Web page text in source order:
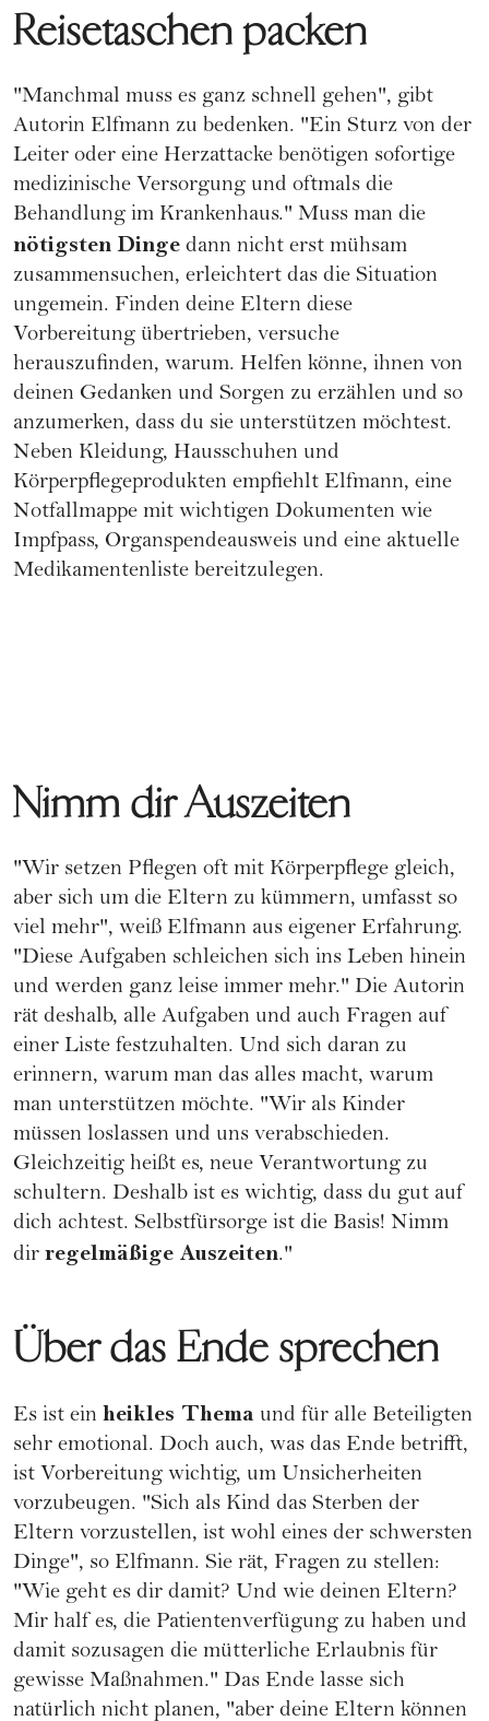
Reisetaschen packen
"Manchmal muss es ganz schnell gehen", gibt
Autorin Elfmann zu bedenken. "Ein Sturz von der
Leiter oder eine Herzattacke benötigen sofortige
medizinische Versorgung und oftmals die
Behandlung im Krankenhaus." Muss man die
nötigsten Dinge dann nicht erst mühsam
zusammensuchen, erleichtert das die Situation
ungemein. Finden deine Eltern diese
Vorbereitung übertrieben, versuche
herauszufinden, warum. Helfen könne, ihnen von
deinen Gedanken und Sorgen zu erzählen und so
anzumerken, dass du sie unterstützen möchtest.
Neben Kleidung, Hausschuhen und
Körperpflegeprodukten empfiehlt Elfmann, eine
Notfallmappe mit wichtigen Dokumenten wie
Impfpass, Organspendeausweis und eine aktuelle
Medikamentenliste bereitzulegen.
Nimm dir Auszeiten
"Wir setzen Pflegen oft mit Körperpflege gleich,
aber sich um die Eltern zu kümmern, umfasst so
viel mehr", weiß Elfmann aus eigener Erfahrung.
"Diese Aufgaben schleichen sich ins Leben hinein
und werden ganz leise immer mehr." Die Autorin
rät deshalb, alle Aufgaben und auch Fragen auf
einer Liste festzuhalten. Und sich daran zu
erinnern, warum man das alles macht, warum
man unterstützen möchte. "Wir als Kinder
müssen loslassen und uns verabschieden.
Gleichzeitig heißt es, neue Verantwortung zu
schultern. Deshalb ist es wichtig, dass du gut auf
dich achtest. Selbstfürsorge ist die Basis! Nimm
dir regelmäßige Auszeiten."
Über das Ende sprechen
Es ist ein heikles Thema und für alle Beteiligten
sehr emotional. Doch auch, was das Ende betrifft,
ist Vorbereitung wichtig, um Unsicherheiten
vorzubeugen. "Sich als Kind das Sterben der
Eltern vorzustellen, ist wohl eines der schwersten
Dinge", so Elfmann. Sie rät, Fragen zu stellen:
"Wie geht es dir damit? Und wie deinen Eltern?
Mir half es, die Patientenverfügung zu haben und
damit sozusagen die mütterliche Erlaubnis für
gewisse Maßnahmen." Das Ende lasse sich
natürlich nicht planen, "aber deine Eltern können